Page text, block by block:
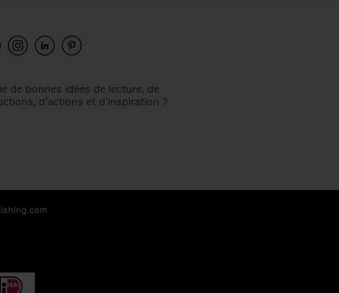
de bonnes idées de lecture, de
d’actions et d’inspiration ?